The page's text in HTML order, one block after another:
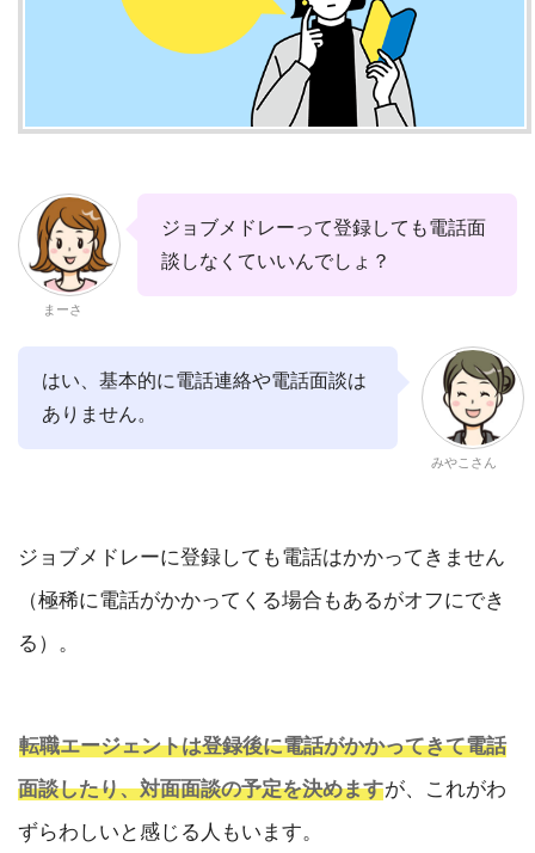
まーさ
ジョブメドレーって登録しても電話面
談しなくていいんでしょ？
はい、基本的に電話連絡や電話面談は
ありません。
みやこさん
ジョブメドレーに登録しても電話はかかってきません
（極稀に電話がかかってくる場合もあるがオフにでき
る）。
転職エージェントは登録後に電話がかかってきて電話
面談したり、対面面談の予定を決めますが、これがわ
ずらわしいと感じる人もいます。